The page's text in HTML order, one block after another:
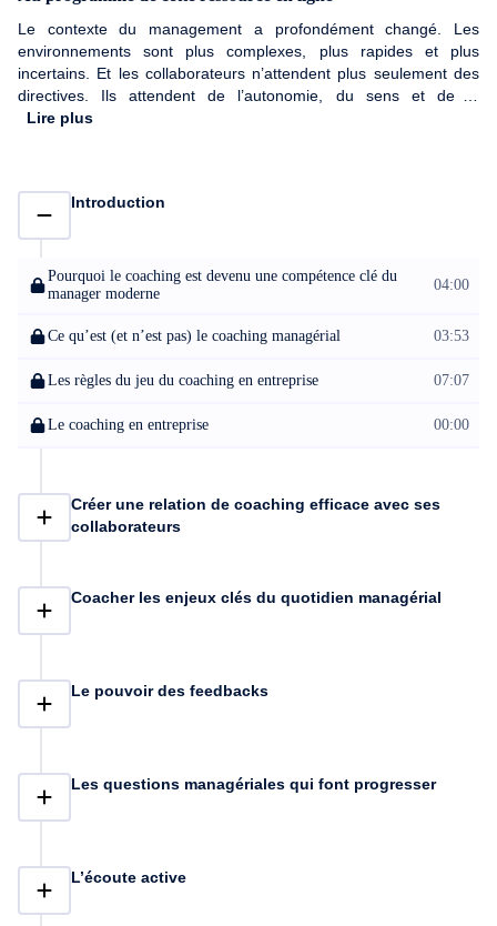
Le contexte du management a profondément changé. Les
environnements sont plus complexes, plus rapides et plus
incertains. Et les collaborateurs n’attendent plus seulement des
directives. Ils attendent de l’autonomie, du sens et de la
reconnaissance. Les études sont très claires là-dessus. Quand
des réponses ne suffit plus. Le rôle du manager évolue. Il ne
exactement là que le coaching devient une compétence clé du
manager moderne. L'objectif avec ce programme est de vous
performance, à identifier les moments où le coaching est
Aujourd’hui, la plupart des managers n’ont pas un problème de
arbitrent, ils résolvent, ils valident, etc. À court terme, ça donne
compétences que vous allez acquérir dans ce programme :
Adopter la posture de manager-coach sans perdre votre autorité
hiérarchique. Créer une alliance de confiance immédiate avec
forcent la réflexion et l'action. Utiliser le framework GROW de
façon fluide pour structurer vos échanges. Coacher des situations
dépendance envers vous. Ce n’est pas un cours théorique, je
partage avec vous des techniques que vous pouvez mettre
ce que vous apprenez.
Lire plus
Introduction
Pourquoi le coaching est devenu une compétence clé du
manager moderne
04:00
Ce qu’est (et n’est pas) le coaching managérial 03:53
Les règles du jeu du coaching en entreprise 07:07
Le coaching en entreprise 00:00
Créer une relation de coaching efficace avec ses
collaborateurs
Coacher les enjeux clés du quotidien managérial
Le pouvoir des feedbacks
Les questions managériales qui font progresser
L’écoute active